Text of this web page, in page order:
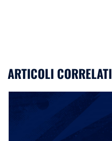
ARTICOLI CORRELATI